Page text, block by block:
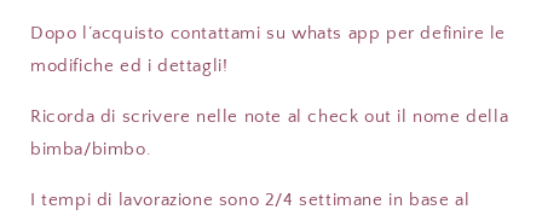
Dopo l’acquisto contattami su whats app per definire le
modifiche ed i dettagli!
Ricorda di scrivere nelle note al check out il nome della
bimba/bimbo.
I tempi di lavorazione sono 2/4 settimane in base al